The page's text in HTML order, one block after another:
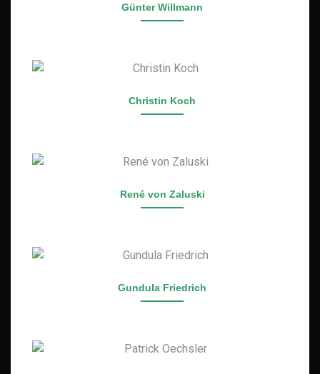
Günter Willmann
Christin Koch
René von Zaluski
Gundula Friedrich